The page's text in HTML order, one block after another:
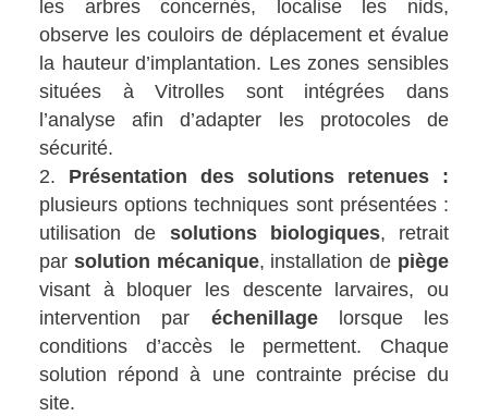
les arbres concernés, localise les nids,
observe les couloirs de déplacement et évalue
la hauteur d’implantation. Les zones sensibles
situées à Vitrolles sont intégrées dans
l’analyse afin d’adapter les protocoles de
sécurité.
Présentation des solutions retenues :
plusieurs options techniques sont présentées :
utilisation de solutions biologiques, retrait
par solution mécanique, installation de piège
visant à bloquer les descente larvaires, ou
intervention par échenillagelorsque les
conditions d’accès le permettent. Chaque
solution répond à une contrainte précise du
site.